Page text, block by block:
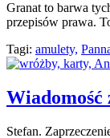
Granat to barwa
przepisów prawa.
Tagi: amulety,
Wiadomość
Stefan.